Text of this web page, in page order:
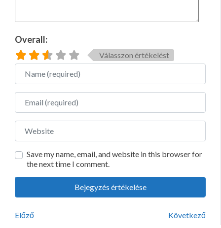
Overall:
Válasszon értékelést
Name
Email
Website
Save my name, email, and website in this browser for
the next time I comment.
Előző Következő